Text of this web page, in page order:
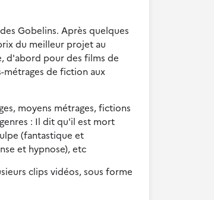
Gobelins. Après quelques
du meilleur projet au
d'abord pour des films de
métrages de fiction aux
moyens métrages, fictions
: Il dit qu'il est mort
(fantastique et
et hypnose), etc
clips vidéos, sous forme